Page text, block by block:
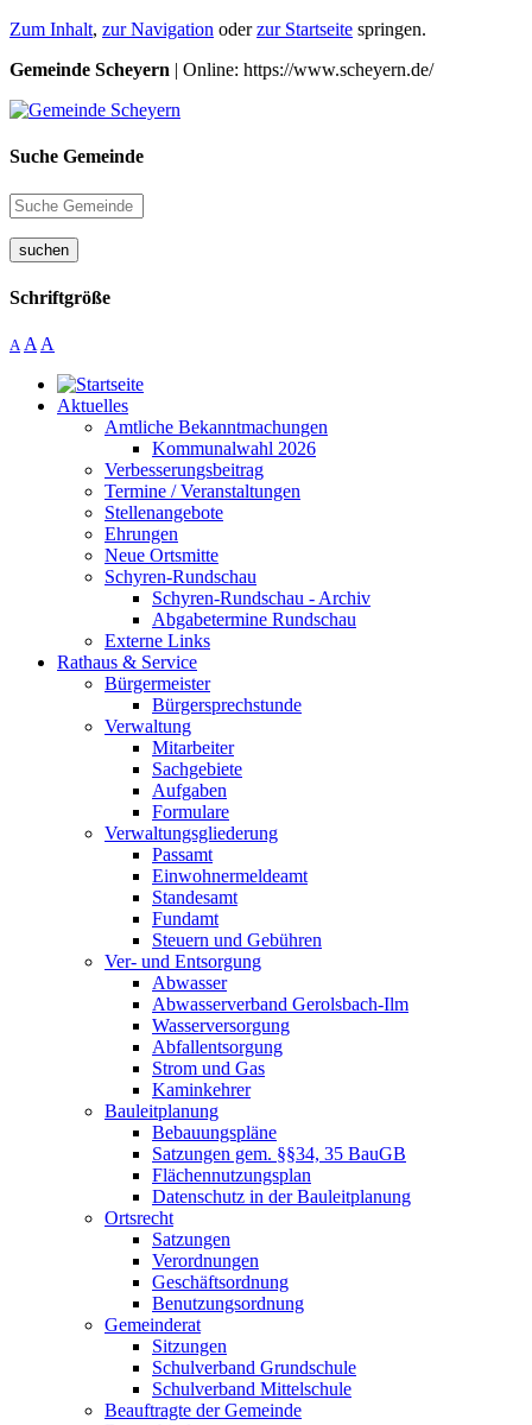
Zum Inhalt, zur Navigation oderzur Startseite springen.
Gemeinde Scheyern | Online: https://www.scheyern.de/
Suche Gemeinde
suchen
Schriftgröße
A A A
Aktuelles
Amtliche Bekanntmachungen
Kommunalwahl 2026
Verbesserungsbeitrag
Termine / Veranstaltungen
Stellenangebote
Ehrungen
Neue Ortsmitte
Schyren-Rundschau
Schyren-Rundschau - Archiv
Abgabetermine Rundschau
Externe Links
Rathaus & Service
Bürgermeister
Bürgersprechstunde
Verwaltung
Mitarbeiter
Sachgebiete
Aufgaben
Formulare
Verwaltungsgliederung
Passamt
Einwohnermeldeamt
Standesamt
Fundamt
Steuern und Gebühren
Ver- und Entsorgung
Abwasser
Abwasserverband Gerolsbach-Ilm
Wasserversorgung
Abfallentsorgung
Strom und Gas
Kaminkehrer
Bauleitplanung
Bebauungspläne
Satzungen gem. §§34, 35 BauGB
Flächennutzungsplan
Datenschutz in der Bauleitplanung
Ortsrecht
Satzungen
Verordnungen
Geschäftsordnung
Benutzungsordnung
Gemeinderat
Sitzungen
Schulverband Grundschule
Schulverband Mittelschule
Beauftragte der Gemeinde